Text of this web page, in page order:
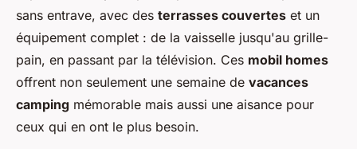
sans entrave, avec des terrasses couvertes et un
équipement complet : de la vaisselle jusqu'au grille-
pain, en passant par la télévision. Ces mobil homes
offrent non seulement une semaine de vacances
camping mémorable mais aussi une aisance pour
ceux qui en ont le plus besoin.